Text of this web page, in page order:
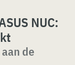
NUC:
de